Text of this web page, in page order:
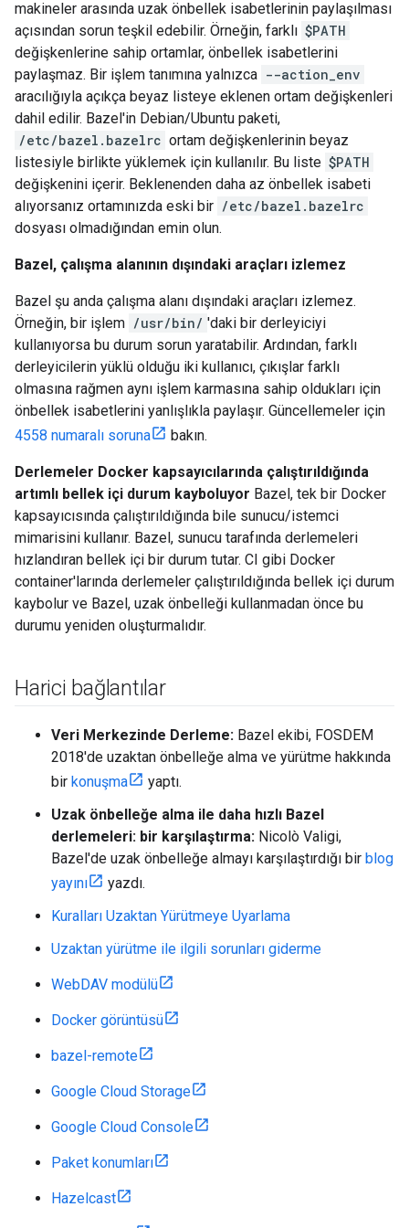
makineler arasında uzak önbellek isabetlerinin paylaşılması
açısından sorun teşkil edebilir. Örneğin, farklı $PATH
değişkenlerine sahip ortamlar, önbellek isabetlerini
paylaşmaz. Bir işlem tanımına yalnızca --action_env
aracılığıyla açıkça beyaz listeye eklenen ortam değişkenleri
dahil edilir. Bazel'in Debian/Ubuntu paketi,
/etc/bazel.bazelrc ortam değişkenlerinin beyaz
listesiyle birlikte yüklemek için kullanılır. Bu liste $PATH
değişkenini içerir. Beklenenden daha az önbellek isabeti
alıyorsanız ortamınızda eski bir /etc/bazel.bazelrc
dosyası olmadığından emin olun.
Bazel, çalışma alanının dışındaki araçları izlemez
Bazel şu anda çalışma alanı dışındaki araçları izlemez.
Örneğin, bir işlem /usr/bin/ 'daki bir derleyiciyi
kullanıyorsa bu durum sorun yaratabilir. Ardından, farklı
derleyicilerin yüklü olduğu iki kullanıcı, çıkışlar farklı
olmasına rağmen aynı işlem karmasına sahip oldukları için
önbellek isabetlerini yanlışlıkla paylaşır. Güncellemeler için
4558 numaralı soruna
bakın.
Derlemeler Docker kapsayıcılarında çalıştırıldığında
artımlı bellek içi durum kayboluyor Bazel, tek bir Docker
kapsayıcısında çalıştırıldığında bile sunucu/istemci
mimarisini kullanır. Bazel, sunucu tarafında derlemeleri
hızlandıran bellek içi bir durum tutar. CI gibi Docker
container'larında derlemeler çalıştırıldığında bellek içi durum
kaybolur ve Bazel, uzak önbelleği kullanmadan önce bu
durumu yeniden oluşturmalıdır.
Harici bağlantılar
Veri Merkezinde Derleme: Bazel ekibi, FOSDEM
2018'de uzaktan önbelleğe alma ve yürütme hakkında
bir konuşma
yaptı.
Uzak önbelleğe alma ile daha hızlı Bazel
derlemeleri: bir karşılaştırma: Nicolò Valigi,
Bazel'de uzak önbelleğe almayı karşılaştırdığı bir blog
yayını
yazdı.
Kuralları Uzaktan Yürütmeye Uyarlama
Uzaktan yürütme ile ilgili sorunları giderme
WebDAV modülü
Docker görüntüsü
bazel-remote
Google Cloud Storage
Google Cloud Console
Paket konumları
Hazelcast